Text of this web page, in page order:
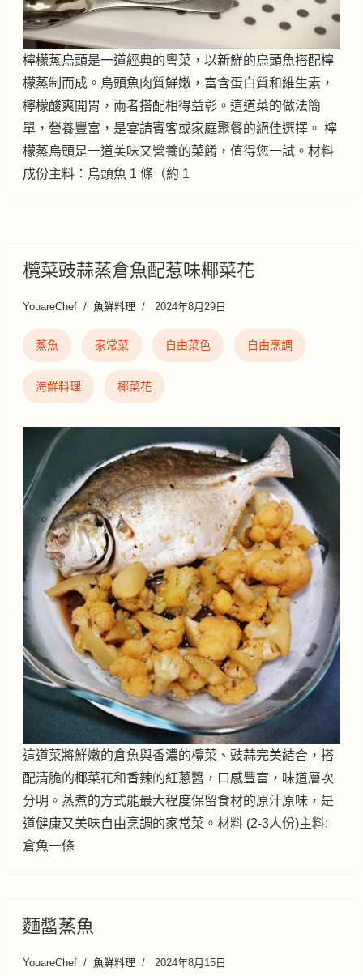
檸檬蒸烏頭是一道經典的粵菜，以新鮮的烏頭魚搭配檸
檬蒸制而成。烏頭魚肉質鮮嫩，富含蛋白質和維生素，
檸檬酸爽開胃，兩者搭配相得益彰。這道菜的做法簡
單，營養豐富，是宴請賓客或家庭聚餐的絕佳選擇。 檸
檬蒸烏頭是一道美味又營養的菜餚，值得您一試。材料
成份主料：烏頭魚 1 條（約 1
欖菜豉蒜蒸倉魚配惹味椰菜花
YouareChef 魚鮮料理 2024年8月29日
蒸魚 家常菜 自由菜色 自由烹調
海鮮料理 椰菜花
這道菜將鮮嫩的倉魚與香濃的欖菜、豉蒜完美結合，搭
配清脆的椰菜花和香辣的紅蔥醬，口感豐富，味道層次
分明。蒸煮的方式能最大程度保留食材的原汁原味，是
道健康又美味自由烹調的家常菜。材料 (2-3人份)主料:
倉魚一條
麵醬蒸魚
YouareChef 魚鮮料理 2024年8月15日